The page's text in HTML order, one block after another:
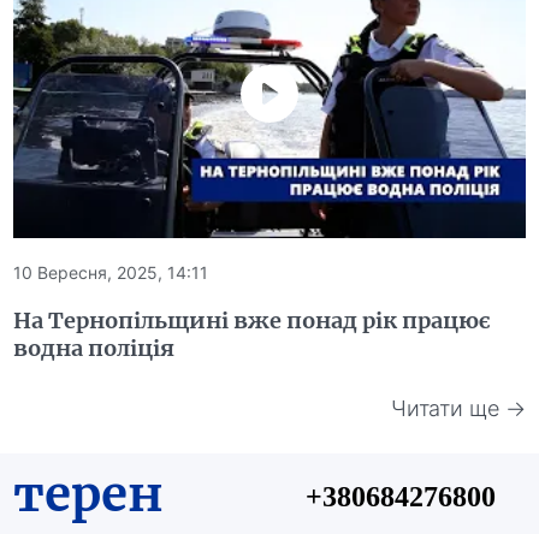
10 Вересня, 2025, 14:11
На Тернопільщині вже понад рік працює
водна поліція
Читати ще →
терен +380684276800